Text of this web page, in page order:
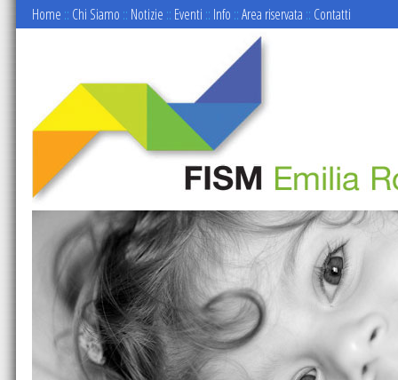
Home :: Chi Siamo :: Notizie :: Eventi :: Info ::Area riservata :: Contatti